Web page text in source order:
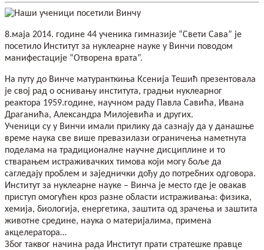
8.маја 2014. године 44 ученика гимназије “Свети Сава” је
посетило Институт за нуклеарне науке у Винчи поводом
манифестације “Отворена врата”.
На путу до Винче матуранткиња Ксенија Тешић презентовала
је свој рад о оснивању института, градњи нуклеарног
реактора 1959.године, научном раду Павла Савића, Ивана
Драганића, Александра Милојевића и других.
Ученици су у Винчи имали прилику да сазнају да у данашње
време наука све више превазилази ограничења наметнута
поделама на традиционалне научне дисциплине и то
стварањем истраживачких тимова који могу боље да
сагледају проблем и заједнички дођу до потребних одговора.
Институт за нуклеарне науке – Винча је место где је овакав
приступ омогућен кроз разне области истраживања: физика,
хемија, биологија, енергетика, заштита од зрачења и заштита
животне средине, наука о материјалима, примена
акцелератора…
Због таквог начина рада Институт прати стратешке правце